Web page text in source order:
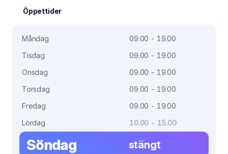
Öppettider
Måndag
09.00 - 19.00
Tisdag
09.00 - 19.00
Onsdag
09.00 - 19.00
Torsdag
09.00 - 19.00
Fredag
09.00 - 19.00
Lördag
10.00 - 15.00
Söndag stängt